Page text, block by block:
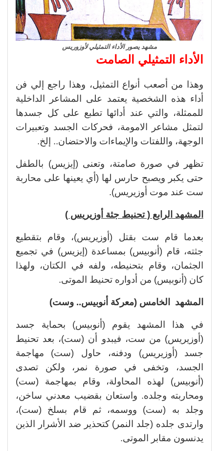
مشهد يصور الأداء التمثيلي لأوزوريس
الأداء التمثيلي الصامت
وهذا من أصعب أنواع التمثيل، وهذا راجع إلي فن
أداء هذه الشخصية يعتمد على المشاعر الداخلية
للممثلة، والتي عند أدائها تطبع على كل جسدها
لتمثل مشاعر الامومة، فحركات الجسد وتعبيرات
الوجهة، واللفتات والإيماءات والاحتضان.. إلخ.
تظهر في صورة صامتة، وتعنى (إيزيس) بالطفل
حتى يكبر ويصبح حارس لها (أي يعينها على محاربة
ست عند موت أوزيريس).
المشهد الرابع ( تحنيط جثة أوزيريس )
بعدما قام ست بقتل (أوزيريس)، وقام بتقطيع
جثته، قام (أنوبيس) بمساعدة (إيزيس) في تجميع
الجثمان، وقام بتحنيطه، ولفه في الكتان، ولهذا
كان (أنوبيس) من أدواره تحنيط الموتى.
المشهد الخامس (معركة أنوبيس.. وست)
في هذا المشهد يقوم (أنوبيس) بحماية جسد
(أوزيريس) من ست، فيبدو أن (ست)، بعد تحنيط
جسد (أوزيريس) ودفنه، حاول (ست) مهاجمة
الجسد، وتخفى في صورة نمر، ولكن تصدى
(أنوبيس) لهذه المحاولة، وقام بمهاجمة (ست)
ومحاربته وجلده. واستعان بقضيب معدني ساخن،
وجلد به (ست) ووسمه، ثم قام بسلخ (ست)،
وارتدى جلده (جلد النمر) كتحذير ضد الأشرار الذين
يدنسون مقابر الموتى.